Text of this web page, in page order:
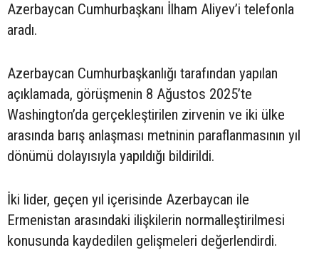
Azerbaycan Cumhurbaşkanı İlham Aliyev’i telefonla
aradı.
Azerbaycan Cumhurbaşkanlığı tarafından yapılan
açıklamada, görüşmenin 8 Ağustos 2025’te
Washington’da gerçekleştirilen zirvenin ve iki ülke
arasında barış anlaşması metninin paraflanmasının yıl
dönümü dolayısıyla yapıldığı bildirildi.
İki lider, geçen yıl içerisinde Azerbaycan ile
Ermenistan arasındaki ilişkilerin normalleştirilmesi
konusunda kaydedilen gelişmeleri değerlendirdi.